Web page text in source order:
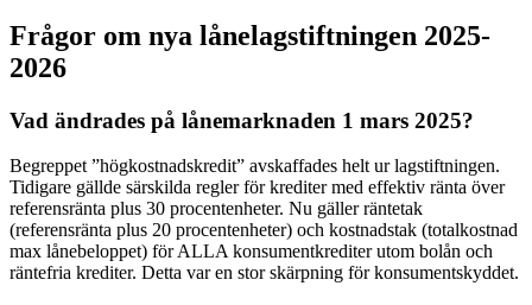
Frågor om nya lånelagstiftningen 2025-
2026
Vad ändrades på lånemarknaden 1 mars 2025?
Begreppet ”högkostnadskredit” avskaffades helt ur lagstiftningen.
Tidigare gällde särskilda regler för krediter med effektiv ränta över
referensränta plus 30 procentenheter. Nu gäller räntetak
(referensränta plus 20 procentenheter) och kostnadstak (totalkostnad
max lånebeloppet) för ALLA konsumentkrediter utom bolån och
räntefria krediter. Detta var en stor skärpning för konsumentskyddet.